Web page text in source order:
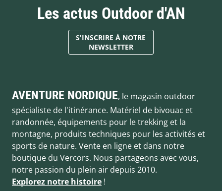
Les actus Outdoor d'AN
S'INSCRIRE À NOTRE
NEWSLETTER
AVENTURE NORDIQUE, le magasin outdoor
spécialiste de l'itinérance. Matériel de bivouac et
randonnée, équipements pour le trekking et la
montagne, produits techniques pour les activités et
sports de nature. Vente en ligne et dans notre
boutique du Vercors. Nous partageons avec vous,
notre passion du plein air depuis 2010.
Explorez notre histoire !